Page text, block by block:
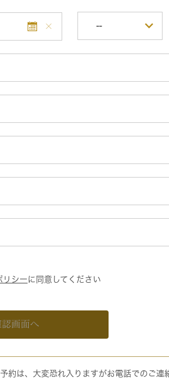
リシー に 同意してください
認画面へ
約は、大変恐れ入りますがお電話でのご連